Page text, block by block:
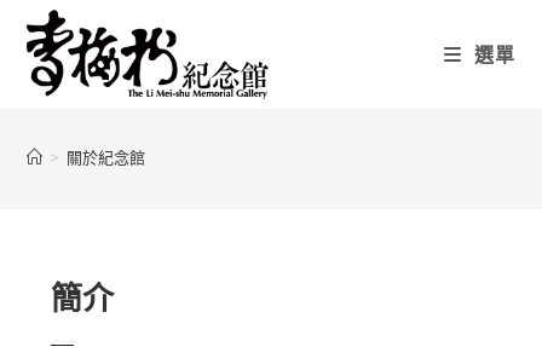
選單
> 關於紀念館
簡介